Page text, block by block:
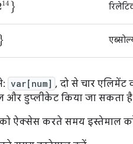
}
var[num] , दो से चार
और डुप्लीकेट किया जा सकता
को ऐक्सेस करते समय इस्तेमाल